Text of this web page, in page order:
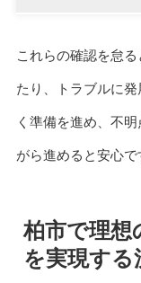
これらの確認を怠
たり、トラブルに
く準備を進め、不
がら進めると安心で
柏市で理想
を実現する